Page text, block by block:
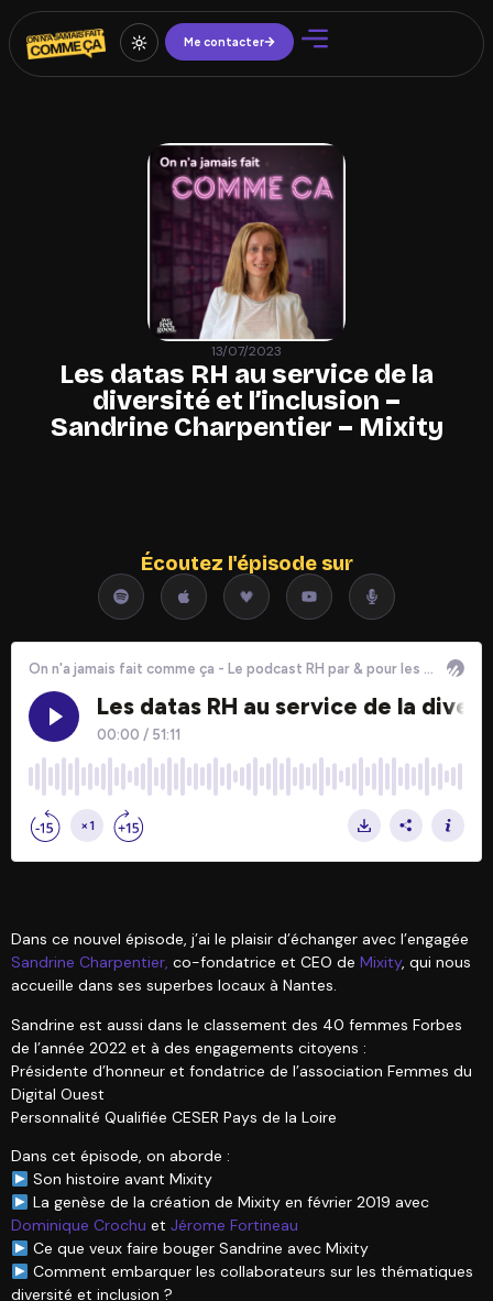
Me contacter
13/07/2023
Les datas RH au service de la
diversité et l’inclusion –
Sandrine Charpentier – Mixity
Dans ce nouvel épisode, j’ai le plaisir d’échanger avec l’engagée
Sandrine Charpentier, co-fondatrice et CEO de Mixity, qui nous
accueille dans ses superbes locaux à Nantes.
Sandrine est aussi dans le classement des 40 femmes Forbes
de l’année 2022 et à des engagements citoyens :
Présidente d’honneur et fondatrice de l’association Femmes du
Digital Ouest
Personnalité Qualifiée CESER Pays de la Loire
Dans cet épisode, on aborde :
Son histoire avant Mixity
La genèse de la création de Mixity en février 2019 avec
Dominique Crochu et Jérome Fortineau
Ce que veux faire bouger Sandrine avec Mixity
Comment embarquer les collaborateurs sur les thématiques
diversité et inclusion ?
Écoutez l'épisode sur